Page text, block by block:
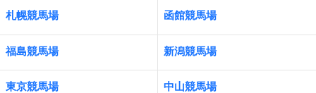
札幌競馬場 函館競馬場
福島競馬場 新潟競馬場
東京競馬場 中山競馬場